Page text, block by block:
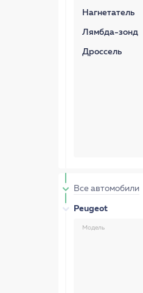
Нагнетатель
Лямбда-зонд
Дроссель
Все автомобили
Peugeot
Модель